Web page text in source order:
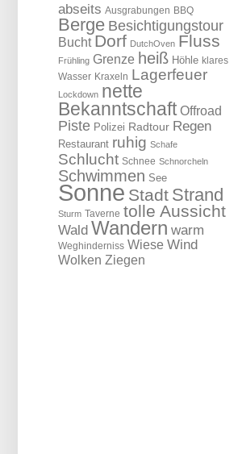
abseits Ausgrabungen BBQ
Berge Besichtigungstour
Bucht Dorf DutchOven Fluss
Frühling Grenze heiß Höhle klares
Wasser Kraxeln Lagerfeuer
Lockdown nette
Bekanntschaft Offroad
Piste Polizei Radtour Regen
Restaurant ruhig Schafe
Schlucht Schnee Schnorcheln
Schwimmen See
Sonne Stadt Strand
Sturm Taverne tolle Aussicht
Wald Wandern warm
Weghinderniss Wiese Wind
Wolken Ziegen